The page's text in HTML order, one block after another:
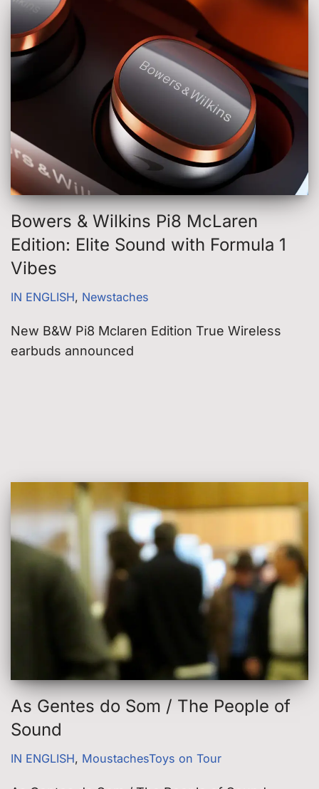
Bowers & Wilkins Pi8 McLaren
Edition: Elite Sound with Formula 1
Vibes
IN ENGLISH, Newstaches
New B&W Pi8 Mclaren Edition True Wireless
earbuds announced
As Gentes do Som / The People of
Sound
IN ENGLISH, MoustachesToys on Tour